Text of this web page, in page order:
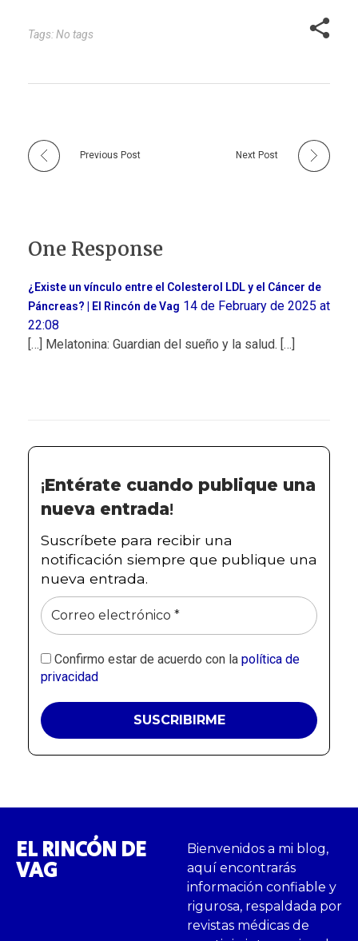
rasgan o se…
Tags: No tags
Previous Post Next Post
One Response
¿Existe un vínculo entre el Colesterol LDL y el Cáncer de
Páncreas? | El Rincón de Vag 14 de February de 2025 at
22:08
[…] Melatonina: Guardian del sueño y la salud. […]
¡Entérate cuando publique una
nueva entrada!
Suscríbete para recibir una
notificación siempre que publique una
nueva entrada.
Confirmo estar de acuerdo con la política de
privacidad
EL RINCÓN DE
VAG
Bienvenidos a mi blog,
aquí encontrarás
información confiable y
rigurosa, respaldada por
revistas médicas de